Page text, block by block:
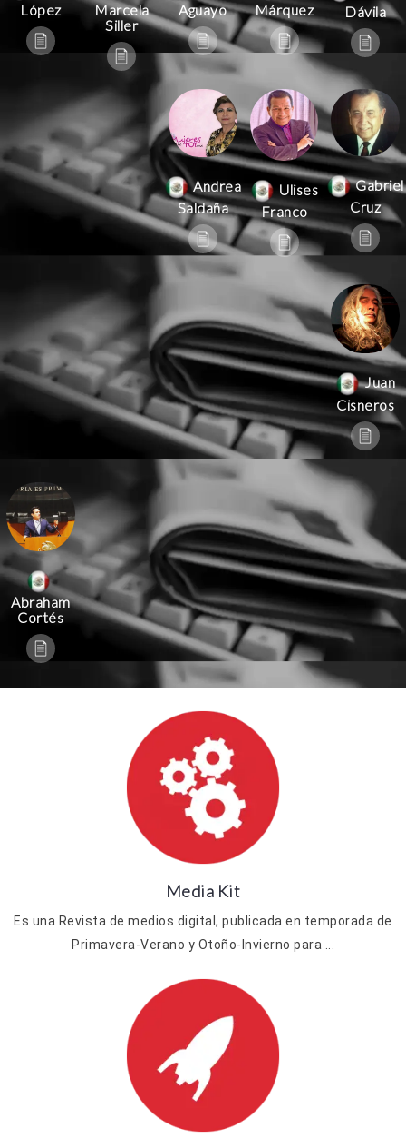
López
Marcela
Siller
Aguayo
Márquez
Dávila
Andrea
Saldaña
Ulises
Franco
Gabriel
Cruz
Juan
Cisneros
Abraham
Cortés
Media Kit
Es una Revista de medios digital, publicada en temporada de
Primavera-Verano y Otoño-Invierno para ...